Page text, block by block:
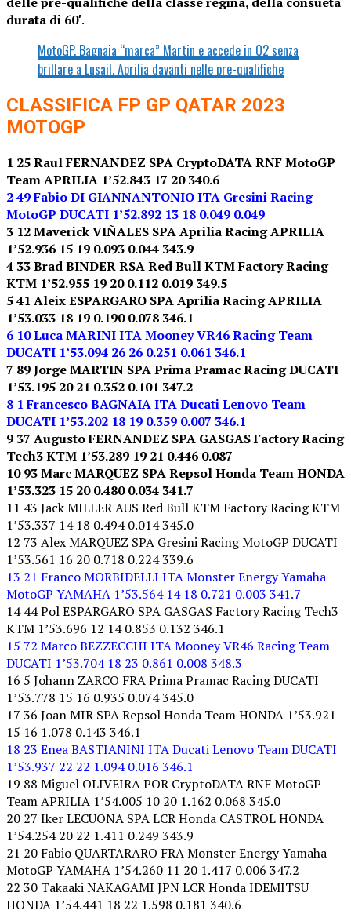
durata di 60′.
MotoGP, Bagnaia “marca” Martin e accede in Q2 senza
brillare a Lusail. Aprilia davanti nelle pre-qualifiche
CLASSIFICA FP GP QATAR 2023
MOTOGP
1 25 Raul FERNANDEZ SPA CryptoDATA RNF MotoGP
Team APRILIA 1’52.843 17 20 340.6
2 49 Fabio DI GIANNANTONIO ITA Gresini Racing
MotoGP DUCATI 1’52.892 13 18 0.049 0.049
3 12 Maverick VIÑALES SPA Aprilia Racing APRILIA
1’52.936 15 19 0.093 0.044 343.9
4 33 Brad BINDER RSA Red Bull KTM Factory Racing
KTM 1’52.955 19 20 0.112 0.019 349.5
5 41 Aleix ESPARGARO SPA Aprilia Racing APRILIA
1’53.033 18 19 0.190 0.078 346.1
6 10 Luca MARINI ITA Mooney VR46 Racing Team
DUCATI 1’53.094 26 26 0.251 0.061 346.1
7 89 Jorge MARTIN SPA Prima Pramac Racing DUCATI
1’53.195 20 21 0.352 0.101 347.2
8 1 Francesco BAGNAIA ITA Ducati Lenovo Team
DUCATI 1’53.202 18 19 0.359 0.007 346.1
9 37 Augusto FERNANDEZ SPA GASGAS Factory Racing
Tech3 KTM 1’53.289 19 21 0.446 0.087
10 93 Marc MARQUEZ SPA Repsol Honda Team HONDA
1’53.323 15 20 0.480 0.034 341.7
11 43 Jack MILLER AUS Red Bull KTM Factory Racing KTM
1’53.337 14 18 0.494 0.014 345.0
12 73 Alex MARQUEZ SPA Gresini Racing MotoGP DUCATI
1’53.561 16 20 0.718 0.224 339.6
13 21 Franco MORBIDELLI ITA Monster Energy Yamaha
MotoGP YAMAHA 1’53.564 14 18 0.721 0.003 341.7
14 44 Pol ESPARGARO SPA GASGAS Factory Racing Tech3
KTM 1’53.696 12 14 0.853 0.132 346.1
15 72 Marco BEZZECCHI ITA Mooney VR46 Racing Team
DUCATI 1’53.704 18 23 0.861 0.008 348.3
16 5 Johann ZARCO FRA Prima Pramac Racing DUCATI
1’53.778 15 16 0.935 0.074 345.0
17 36 Joan MIR SPA Repsol Honda Team HONDA 1’53.921
15 16 1.078 0.143 346.1
18 23 Enea BASTIANINI ITA Ducati Lenovo Team DUCATI
1’53.937 22 22 1.094 0.016 346.1
19 88 Miguel OLIVEIRA POR CryptoDATA RNF MotoGP
Team APRILIA 1’54.005 10 20 1.162 0.068 345.0
20 27 Iker LECUONA SPA LCR Honda CASTROL HONDA
1’54.254 20 22 1.411 0.249 343.9
21 20 Fabio QUARTARARO FRA Monster Energy Yamaha
MotoGP YAMAHA 1’54.260 11 20 1.417 0.006 347.2
22 30 Takaaki NAKAGAMI JPN LCR Honda IDEMITSU
HONDA 1’54.441 18 22 1.598 0.181 340.6